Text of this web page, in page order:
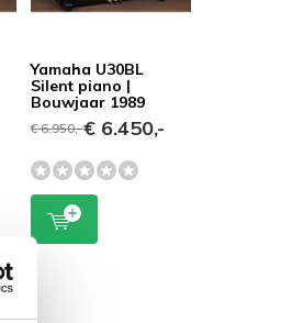
Yamaha U30BL
Silent piano |
Bouwjaar 1989
€ 6.950,-€ 6.450,-